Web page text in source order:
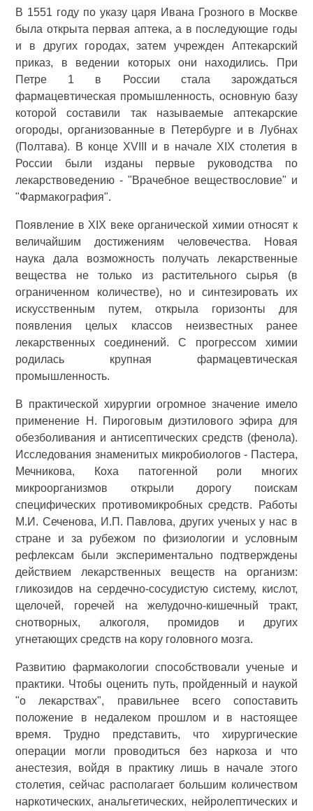
В 1551 году по указу царя Ивана Грозного в Москве
была открыта первая аптека, а в последующие годы
и в других городах, затем учрежден Аптекарский
приказ, в ведении которых они находились. При
Петре 1 в России стала зарождаться
фармацевтическая промышленность, основную базу
которой составили так называемые аптекарские
огороды, организованные в Петербурге и в Лубнах
(Полтава). В конце XVIII и в начале XIX столетия в
России были изданы первые руководства по
лекарствоведению - "Врачебное веществословие" и
"Фармакография".
Появление в XIX веке органической химии относят к
величайшим достижениям человечества. Новая
наука дала возможность получать лекарственные
вещества не только из растительного сырья (в
ограниченном количестве), но и синтезировать их
искусственным путем, открыла горизонты для
появления целых классов неизвестных ранее
лекарственных соединений. С прогрессом химии
родилась крупная фармацевтическая
промышленность.
В практической хирургии огромное значение имело
применение Н. Пироговым диэтилового эфира для
обезболивания и антисептических средств (фенола).
Исследования знаменитых микробиологов - Пастера,
Мечникова, Коха патогенной роли многих
микроорганизмов открыли дорогу поискам
специфических противомикробных средств. Работы
М.И. Сеченова, И.П. Павлова, других ученых у нас в
стране и за рубежом по физиологии и условным
рефлексам были экспериментально подтверждены
действием лекарственных веществ на организм:
гликозидов на сердечно-сосудистую систему, кислот,
щелочей, горечей на желудочно-кишечный тракт,
снотворных, алкоголя, промидов и других
угнетающих средств на кору головного мозга.
Развитию фармакологии способствовали ученые и
практики. Чтобы оценить путь, пройденный и наукой
"о лекарствах", правильнее всего сопоставить
положение в недалеком прошлом и в настоящее
время. Трудно представить, что хирургические
операции могли проводиться без наркоза и что
анестезия, войдя в практику лишь в начале этого
столетия, сейчас располагает большим количеством
наркотических, анальгетических, нейролептических и